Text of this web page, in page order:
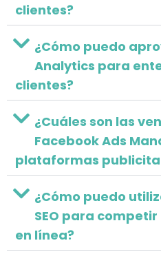
clientes?
¿Cómo puedo
Analytics para
clientes?
¿Cuáles son las
Facebook Ads
plataformas
¿Cómo puedo
SEO para
en línea?